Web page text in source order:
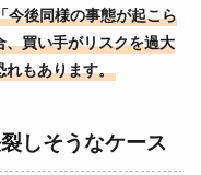
今後同様の事態が起こら
買い手がリスクを過大
れもあります。
しそうなケース